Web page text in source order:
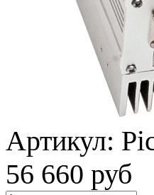
Артикул:
56 660 руб